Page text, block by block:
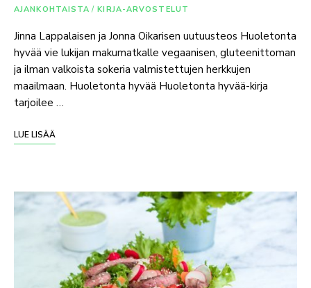
AJANKOHTAISTA / KIRJA-ARVOSTELUT
Jinna Lappalaisen ja Jonna Oikarisen uutuusteos Huoletonta
hyvää vie lukijan makumatkalle vegaanisen, gluteenittoman
ja ilman valkoista sokeria valmistettujen herkkujen
maailmaan. Huoletonta hyvää Huoletonta hyvää-kirja
tarjoilee …
LUE LISÄÄ